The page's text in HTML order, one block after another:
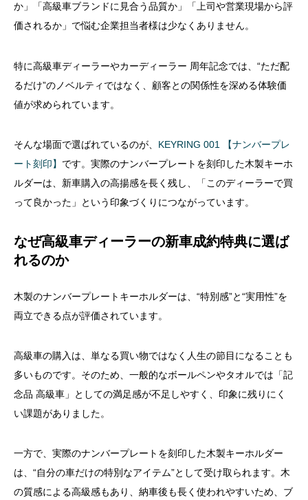
か」「高級車ブランドに見合う品質か」「上司や営業現場から評
価されるか」で悩む企業担当者様は少なくありません。
特に高級車ディーラーやカーディーラー 周年記念では、“ただ配
るだけ”のノベルティではなく、顧客との関係性を深める体験価
値が求められています。
そんな場面で選ばれているのが、 KEYRING 001 【ナンバープレ
ート刻印】 です。実際のナンバープレートを刻印した木製キーホ
ルダーは、新車購入の高揚感を長く残し、「このディーラーで買
って良かった」という印象づくりにつながっています。
なぜ高級車ディーラーの新車成約特典に選ば
れるのか
木製のナンバープレートキーホルダーは、“特別感”と“実用性”を
両立できる点が評価されています。
高級車の購入は、単なる買い物ではなく人生の節目になることも
多いものです。そのため、一般的なボールペンやタオルでは「記
念品 高級車」としての満足感が不足しやすく、印象に残りにく
い課題がありました。
一方で、実際のナンバープレートを刻印した木製キーホルダー
は、“自分の車だけの特別なアイテム”として受け取られます。木
の質感による高級感もあり、納車後も長く使われやすいため、ブ